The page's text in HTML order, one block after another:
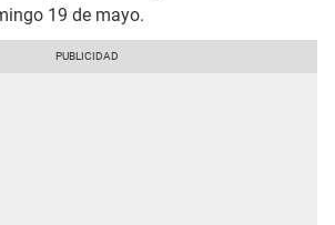
19 de mayo.